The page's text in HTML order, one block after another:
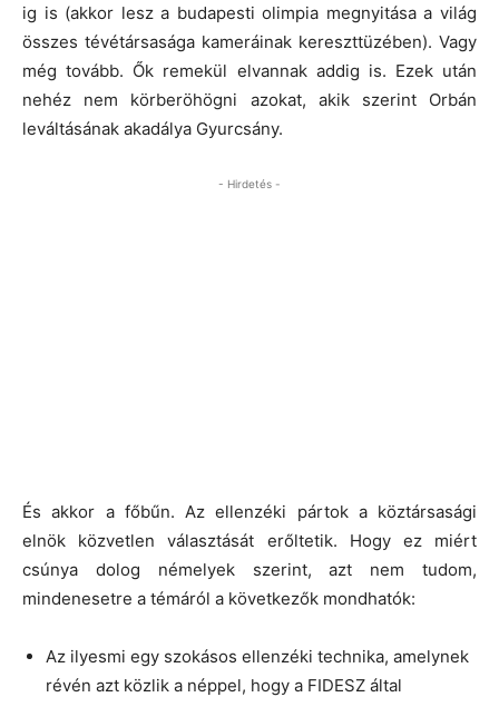
ig is (akkor lesz a budapesti olimpia megnyitása a világ
összes tévétársasága kameráinak kereszttüzében). Vagy
még tovább. Ők remekül elvannak addig is. Ezek után
nehéz nem körberöhögni azokat, akik szerint Orbán
leváltásának akadálya Gyurcsány.
- Hirdetés -
És akkor a főbűn. Az ellenzéki pártok a köztársasági
elnök közvetlen választását erőltetik. Hogy ez miért
csúnya dolog némelyek szerint, azt nem tudom,
mindenesetre a témáról a következők mondhatók:
Az ilyesmi egy szokásos ellenzéki technika, amelynek
révén azt közlik a néppel, hogy a FIDESZ által